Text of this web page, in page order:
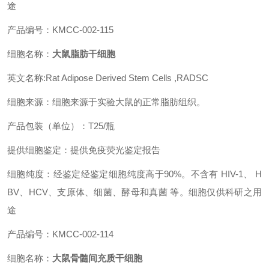
途
产品编号：KMCC-002-115
细胞名称： 大鼠脂肪干细胞
英文名称:Rat Adipose Derived Stem Cells ,RADSC
细胞来源：细胞来源于实验大鼠的正常脂肪组织。
产品包装（单位）：T25/瓶
提供细胞鉴定：提供免疫荧光鉴定报告
细胞纯度：经鉴定经鉴定细胞纯度高于90%。不含有 HIV-1、 H
BV、HCV、支原体、细菌、酵母和真菌 等。细胞仅供科研之用
途
产品编号：KMCC-002-114
细胞名称： 大鼠骨髓间充质干细胞